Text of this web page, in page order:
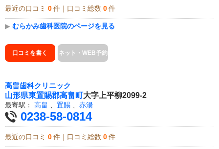
最近の口コミ 0 件｜口コミ総数 0 件
▶ むらかみ歯科医院のページを見る
口コミを書く ネット・WEB予約
高畠歯科クリニック
山形県東置賜郡高畠町大字上平柳2099-2
最寄駅： 高畠 、 置賜 、 赤湯
0238-58-0814
最近の口コミ 0 件｜口コミ総数 0 件